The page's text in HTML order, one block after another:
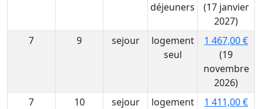
déjeuners
(17 janvier
2027)
7
9 sejour
logement
seul
1 467,00 €
(19
novembre
2026)
7
10 sejour
logement
1 411,00 €